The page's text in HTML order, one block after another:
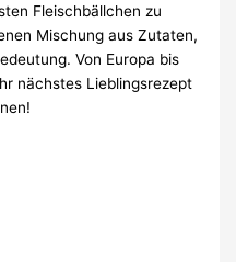
Fleischbällchen zu
Mischung aus Zutaten,
Von Europa bis
nächstes Lieblingsrezept